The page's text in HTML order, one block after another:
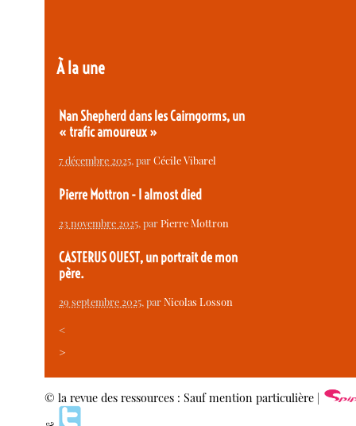
À la une
Nan Shepherd dans les Cairngorms, un
« trafic amoureux »
7 décembre 2025, parCécile Vibarel
Pierre Mottron - I almost died
23 novembre 2025, parPierre Mottron
CASTERUS OUEST, un portrait de mon
père.
29 septembre 2025, parNicolas Losson
<
>
© la revue des ressources : Sauf mention particulière |